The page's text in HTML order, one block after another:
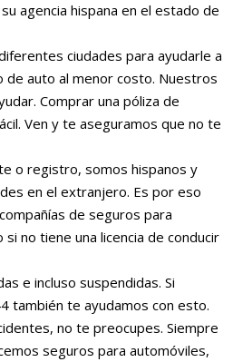
agencia hispana en el estado de
ciudades para ayudarle a
auto al menor costo. Nuestros
Comprar una póliza de
Ven y te aseguramos que no te
o registro, somos hispanos y
en el extranjero. Es por eso
de seguros para
no tiene una licencia de conducir
e incluso suspendidas. Si
también te ayudamos con esto.
no te preocupes. Siempre
seguros para automóviles,